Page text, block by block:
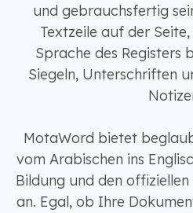
und gebrauchsfertig
Textzeile auf der
Sprache des Registers
Siegeln, Unterschriften
MotaWord bietet
vom Arabischen ins
Bildung und den
an. Egal, ob Ihre